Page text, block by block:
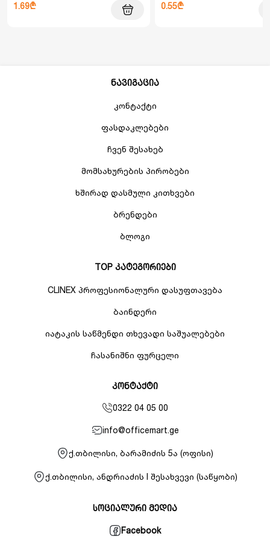
1.69₾ 0.55₾
ნავიგაცია
კონტაქტი
ფასდაკლებები
ჩვენ შესახებ
მომსახურების პირობები
ხშირად დასმული კითხვები
ბრენდები
ბლოგი
TOP კატეგორიები
CLINEX პროფესიონალური დასუფთავება
ბაინდერი
იატაკის საწმენდი თხევადი საშუალებები
ჩასანიშნი ფურცელი
კონტაქტი
0322 04 05 00
info@officemart.ge
ქ.თბილისი, ბარამიძის 5ა (ოფისი)
ქ.თბილისი, ანდრიაძის I შესახვევი (საწყობი)
სოციალური მედია
Facebook